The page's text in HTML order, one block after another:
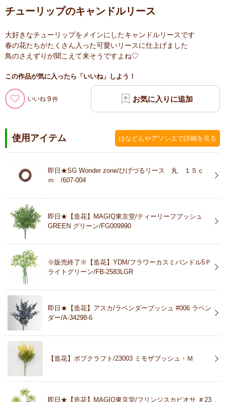
チューリップのキャンドルリース
大好きなチューリップをメインにしたキャンドルリースです
春の花たちがたくさん入った可愛いリースに仕上げました
鳥のさえずりが聞こえて来そうですよね♡
この作品が気に入ったら「いいね」しよう！
いいね 9
使用アイテム はなどんやアソシエで詳細を見る
即日★SG Wonder zone/ひげづるリース 丸 １５ｃ
ｍ /607-004
即日★【造花】MAGIQ東京堂/ティーリーフブッシュ
GREEN グリーン/FG009990
※販売終了※【造花】YDM/フラワーカスミバンドル5Ｐ
ライトグリーン/FB-2583LGR
即日★【造花】アスカ/ラベンダーブッシュ #006 ラベン
ダー/A-34298-6
【造花】ボブクラフト/23003 ミモザブッシュ・Ｍ
即日★【造花】MAGIQ東京堂/フリンジスカビオサ ＃23